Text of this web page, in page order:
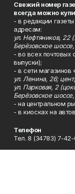
Свежий номер
всегда можно
- в редакции
адресам:
ул. Нефтяников, 22
Берёзовское
- во всех почтовых
выпуски);
- в сети магазинов
ул. Ленина, 26;
ул. Парковая, 2
Берёзовское
- на центральном
- в киосках на
Телефон
Тел. 8 (34783) 7-42-
Эл. почта